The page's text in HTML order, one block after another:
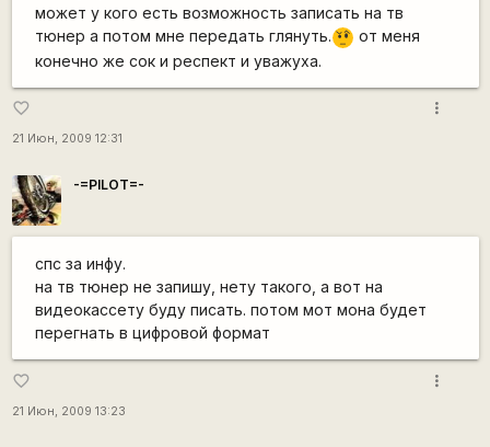
может у кого есть возможность записать на тв
тюнер а потом мне передать глянуть.??? от меня
конечно же сок и респект и уважуха.
favorite_border
21 Июн, 2009 12:31
more_vert
-=PILOT=-
спс за инфу.
на тв тюнер не запишу, нету такого, а вот на
видеокассету буду писать. потом мот мона будет
перегнать в цифровой формат
favorite_border
21 Июн, 2009 13:23
more_vert